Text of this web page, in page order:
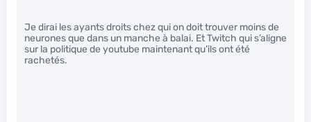
Je dirai les ayants droits chez qui on doit trouver moins de
neurones que dans un manche à balai. Et Twitch qui s’aligne
sur la politique de youtube maintenant qu’ils ont été
rachetés.